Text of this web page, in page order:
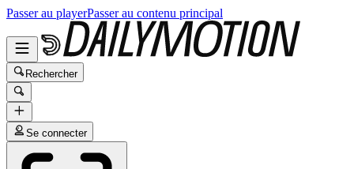
Passer au playerPasser au contenu principal
Rechercher
Se connecter